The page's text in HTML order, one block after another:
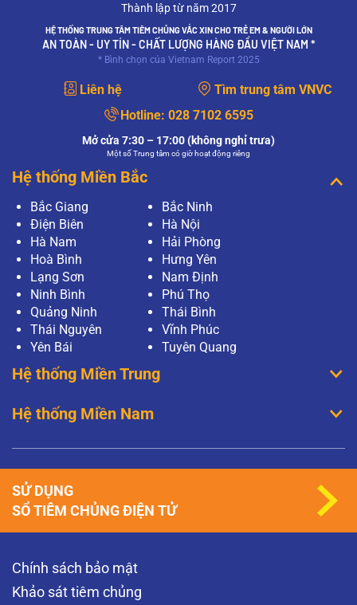
Thành lập từ năm 2017
HỆ THỐNG TRUNG TÂM TIÊM CHỦNG VẮC XIN CHO TRẺ EM & NGƯỜI LỚN
AN TOÀN - UY TÍN - CHẤT LƯỢNG HÀNG ĐẦU VIỆT NAM *
* Bình chọn của Vietnam Report 2025
Liên hệ
Tìm trung tâm VNVC
Hotline: 028 7102 6595
Mở cửa 7:30 – 17:00 (không nghỉ trưa)
Một số Trung tâm có giờ hoạt động riêng
Hệ thống Miền Bắc
Bắc Giang
Bắc Ninh
Điện Biên
Hà Nội
Hà Nam
Hải Phòng
Hoà Bình
Hưng Yên
Lạng Sơn
Nam Định
Ninh Bình
Phú Thọ
Quảng Ninh
Thái Bình
Thái Nguyên
Vĩnh Phúc
Yên Bái
Tuyên Quang
Hệ thống Miền Trung
Hệ thống Miền Nam
Chính sách bảo mật
Khảo sát tiêm chủng
SỬ DỤNG
SỔ TIÊM CHỦNG ĐIỆN TỬ